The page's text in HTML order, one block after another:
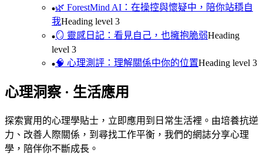
🌿 ForestMind AI：在操控與懷疑中，陪你站穩自
我Heading level 3
🪞 靈感日記：看見自己，也擁抱脆弱Heading
level 3
🧠 心理測評：理解關係中你的位置Heading level 3
心理洞察 · 生活應用
探索實用的心理學貼士，立即應用到日常生活裡。由培養抗逆
力、改善人際關係，到尋找工作平衡，我們的網誌分享心理
學，陪伴你不斷成長。